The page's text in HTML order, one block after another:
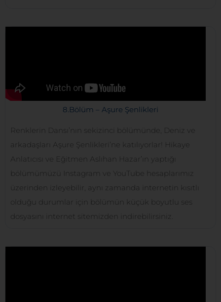
8.Bölüm – Aşure Şenlikleri
Renklerin Dansı’nın sekizinci bölümünde, Deniz ve
arkadaşları Aşure Şenlikleri’ne katılıyorlar!​ Hikaye
Anlatıcısı ve Eğitmen Aslıhan Hazar’ın yaptığı
bölümümüzü Instagram ve YouTube hesaplarımız
üzerinden izleyebilir, aynı zamanda internetin kısıtlı
olduğu durumlar için bölümün küçük boyutlu ses
dosyasını internet sitemizden indirebilirsiniz.